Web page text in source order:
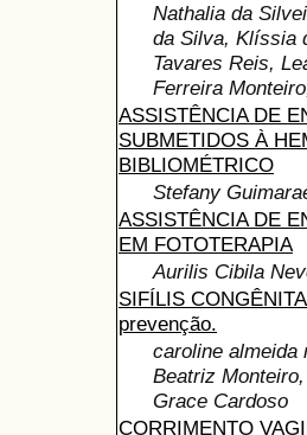
Nathalia da
da Silva, Klíssia
Tavares Reis,
Ferreira
ASSISTÊNCIA DE
SUBMETIDOS À
BIBLIOMÉTRICO
Stefany
ASSISTÊNCIA DE
EM FOTOTERAPIA
Aurilis Cibila
SIFÍLIS
prevenção.
caroline almeida
Beatriz
Grace Cardoso
CORRIMENTO